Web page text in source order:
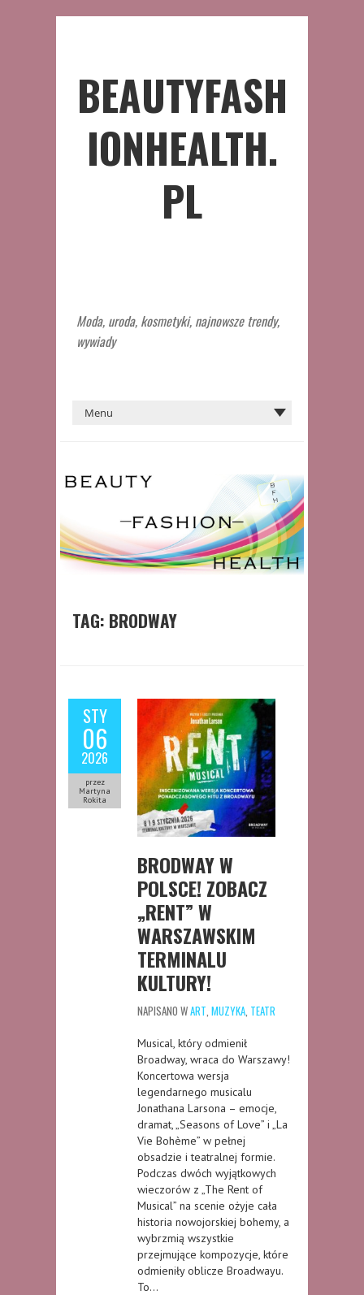
BEAUTYFASH
IONHEALTH.
PL
Moda, uroda, kosmetyki, najnowsze trendy,
wywiady
TAG: BRODWAY
STY
06
2026
przez
Martyna
Rokita
BRODWAY W
POLSCE! ZOBACZ
„RENT” W
WARSZAWSKIM
TERMINALU
KULTURY!
NAPISANO WART MUZYKA TEATR
Musical, który odmienił
Broadway, wraca do Warszawy!
Koncertowa wersja
legendarnego musicalu
Jonathana Larsona – emocje,
dramat, „Seasons of Love” i „La
Vie Bohème” w pełnej
obsadzie i teatralnej formie.
Podczas dwóch wyjątkowych
wieczorów z „The Rent of
Musical” na scenie ożyje cała
historia nowojorskiej bohemy, a
wybrzmią wszystkie
przejmujące kompozycje, które
odmieniły oblicze Broadwayu.
To…